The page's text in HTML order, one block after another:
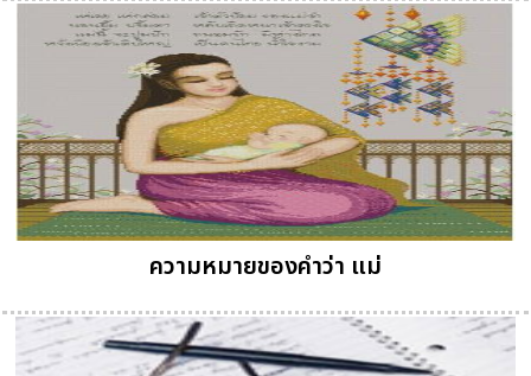
ความหมายของคำว่า แม่